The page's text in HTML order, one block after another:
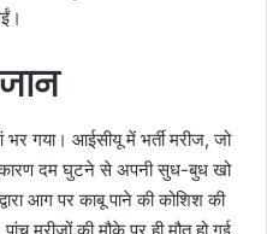
गया। आईसीयू में भर्ती मरीज, जो
दम घुटने से अपनी सुध-बुध खो
आग पर काबू पाने की कोशिश की
मरीजों की मौके पर ही मौत हो गई,